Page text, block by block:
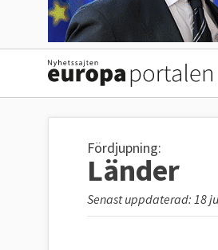
Fördjupning:
Länder
Senast uppdaterad: 18